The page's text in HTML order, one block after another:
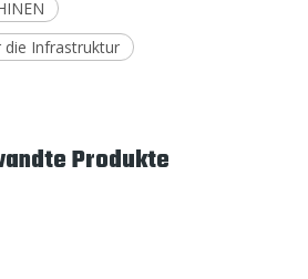
die Infrastruktur
Produkte